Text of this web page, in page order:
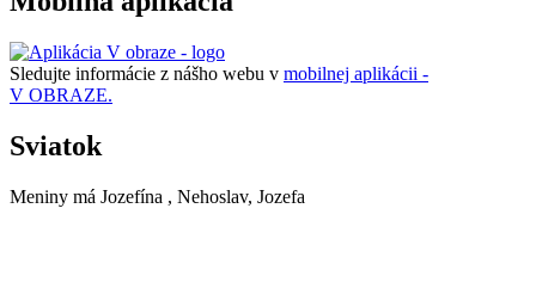
Sledujte informácie z nášho webu v mobilnej aplikácii -
V OBRAZE.
Sviatok
Meniny má Jozefína , Nehoslav, Jozefa